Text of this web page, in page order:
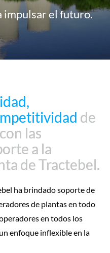
impulsar el futuro.
de
las
a la
de Tractebel.
de
las
a la
de Tractebel.
ha brindado soporte de
de plantas en todo
en todos los
enfoque inflexible en la